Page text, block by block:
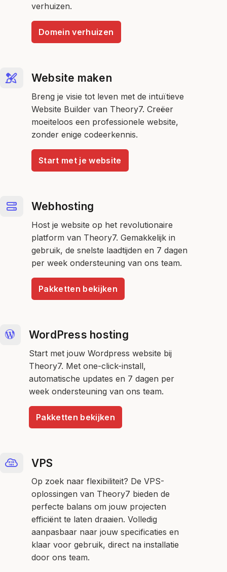
verhuizen.
Domein verhuizen
Website maken
Breng je visie tot leven met de intuïtieve
Website Builder van Theory7. Creëer
moeiteloos een professionele website,
zonder enige codeerkennis.
Start met je website
Webhosting
Host je website op het revolutionaire
platform van Theory7. Gemakkelijk in
gebruik, de snelste laadtijden en 7 dagen
per week ondersteuning van ons team.
Pakketten bekijken
WordPress hosting
Start met jouw Wordpress website bij
Theory7. Met one-click-install,
automatische updates en 7 dagen per
week ondersteuning van ons team.
Pakketten bekijken
VPS
Op zoek naar flexibiliteit? De VPS-
oplossingen van Theory7 bieden de
perfecte balans om jouw projecten
efficiënt te laten draaien. Volledig
aanpasbaar naar jouw specificaties en
klaar voor gebruik, direct na installatie
door ons team.